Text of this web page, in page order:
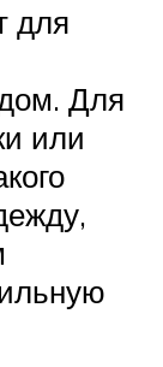
для
Для
или